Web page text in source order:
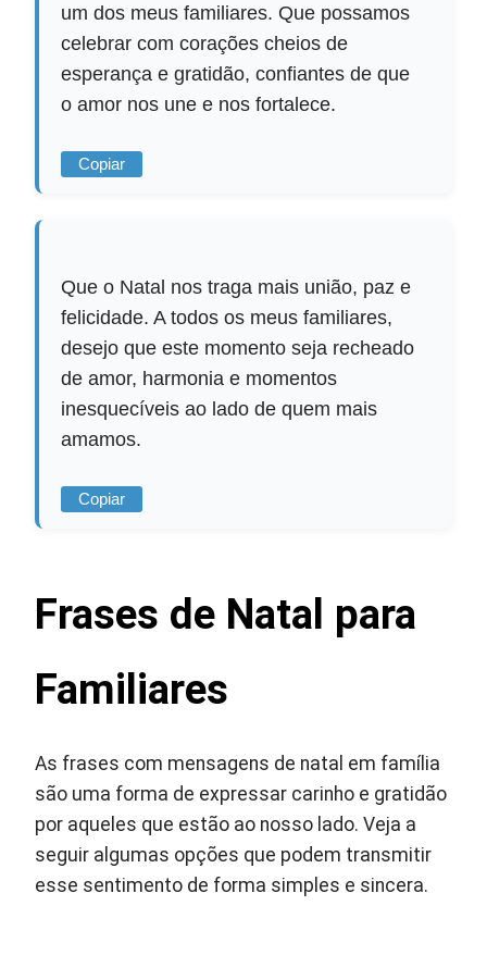
um dos meus familiares. Que possamos
celebrar com corações cheios de
esperança e gratidão, confiantes de que
o amor nos une e nos fortalece.
Copiar
Que o Natal nos traga mais união, paz e
felicidade. A todos os meus familiares,
desejo que este momento seja recheado
de amor, harmonia e momentos
inesquecíveis ao lado de quem mais
amamos.
Copiar
Frases de Natal para
Familiares
As frases com mensagens de natal em família
são uma forma de expressar carinho e gratidão
por aqueles que estão ao nosso lado. Veja a
seguir algumas opções que podem transmitir
esse sentimento de forma simples e sincera.